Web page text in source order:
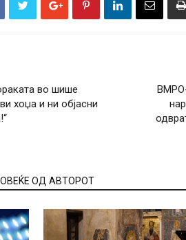
во шише
хоџа и ни објасни
ОД АВТОРОТ